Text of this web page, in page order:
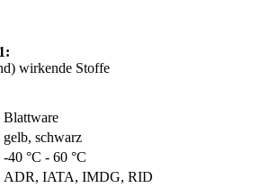
wirkende Stoffe
Blattware
gelb, schwarz
-40 °C - 60 °C
ADR, IATA, IMDG, RID